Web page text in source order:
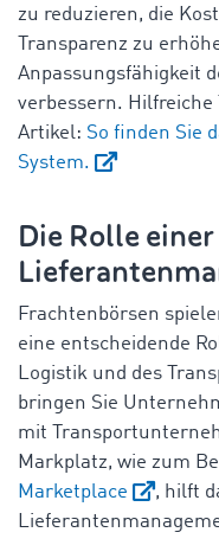
zu reduzieren, die
Transparenz zu
Anpassungsfähigkeit
verbessern. Hilfreiche
Artikel: So finden Sie
System.
Die Rolle
Frachtenbörsen
eine entscheidende
Logistik und des
bringen Sie
mit
Markplatz, wie zum
Marketplace
, hilft